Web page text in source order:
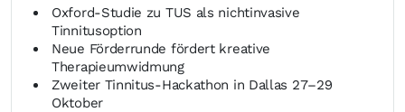
Oxford-Studie zu TUS als nichtinvasive
Tinnitusoption
Neue Förderrunde fördert kreative
Therapieumwidmung
Zweiter Tinnitus-Hackathon in Dallas 27–29
Oktober